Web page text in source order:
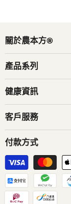
付款方式
關於農本方®
產品系列
健康資訊
客戶服務